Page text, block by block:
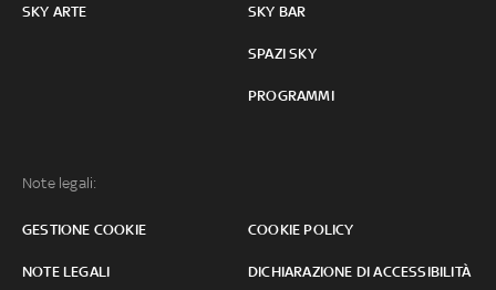
SKY ARTE SKY BAR
SPAZI SKY
PROGRAMMI
Note legali:
GESTIONE COOKIE COOKIE POLICY
NOTE LEGALI DICHIARAZIONE DI ACCESSIBILITÀ